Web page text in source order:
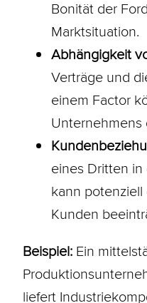
Bonitätder
Marktsituation.
Abhängigkeit
Verträge und
einem Factor
Unternehmens
eines Dritten
kann
Kunden
Beispiel:Ein
liefert